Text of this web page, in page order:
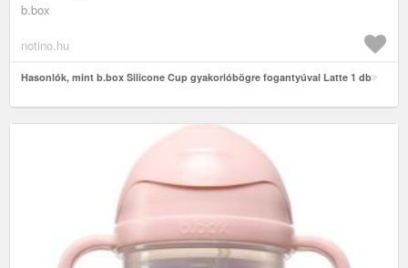
b.box
notino.hu
Hasonlók, mint b.box Silicone Cup gyakorlóbögre fogantyúval Latte 1 db